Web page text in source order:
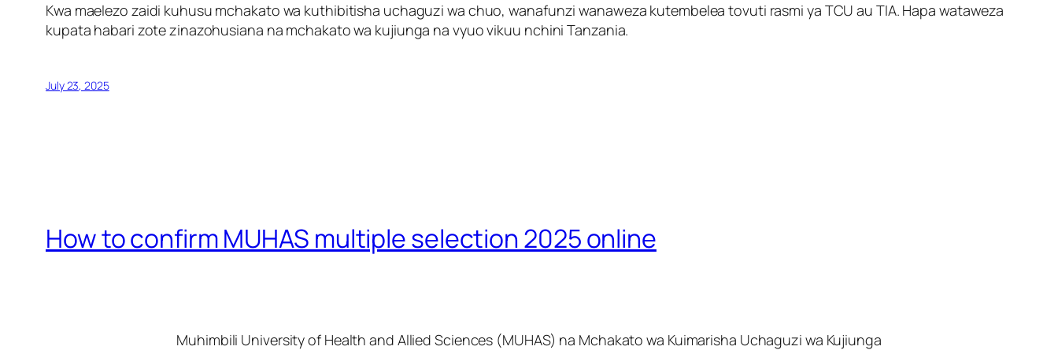
Kwa maelezo zaidi kuhusu mchakato wa kuthibitisha uchaguzi wa chuo, wanafunzi wanaweza kutembelea tovuti rasmi ya TCU au TIA. Hapa wataweza
kupata habari zote zinazohusiana na mchakato wa kujiunga na vyuo vikuu nchini Tanzania.
July 23, 2025
How to confirm MUHAS multiple selection 2025 online
Muhimbili University of Health and Allied Sciences (MUHAS) na Mchakato wa Kuimarisha Uchaguzi wa Kujiunga